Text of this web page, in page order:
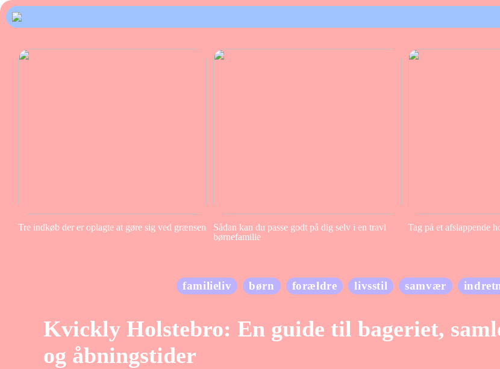
Tre indkøb der er oplagte at gøre sig ved grænsen
Sådan kan du passe godt på dig selv i en travl
børnefamilie
Tag på et afslappende
familieliv børn forældre livsstil samvær
Kvickly Holstebro: En guide til bageriet,
og åbningstider